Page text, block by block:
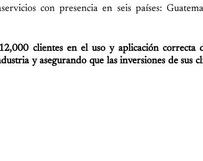
con presencia en seis países:
clientes en el uso y aplicación correcta
y asegurando que las inversiones de sus